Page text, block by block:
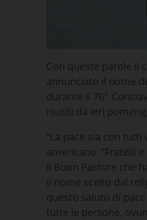
Con queste parole il
annunciato il nome
durante il 76°
riuniti da ieri
“La pace sia con
americano. “Fratelli
il Buon Pastore che
il nome scelto dal
questo saluto di
tutte le persone,